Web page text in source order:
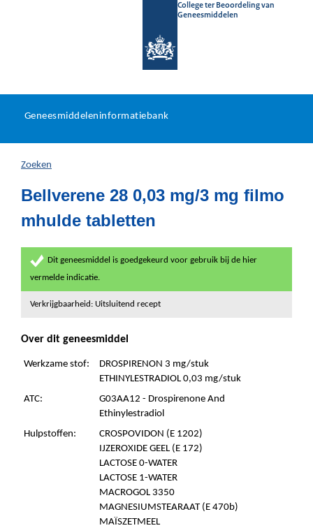
College ter Beoordeling van
Geneesmiddelen
U
hier:
Geneesmiddeleninformatiebank
Zoeken
Bellverene 28 0,03 mg/3 mg filmo
mhulde tabletten
Dit geneesmiddel is goedgekeurd voor gebruik bij de hier
vermelde indicatie.
Verkrijgbaarheid: Uitsluitend recept
Over dit geneesmiddel
Werkzame stof:
DROSPIRENON 3 mg/stuk
ETHINYLESTRADIOL 0,03 mg/stuk
ATC:
G03AA12 - Drospirenone And
Ethinylestradiol
Hulpstoffen:
CROSPOVIDON (E 1202)
IJZEROXIDE GEEL (E 172)
LACTOSE 0-WATER
LACTOSE 1-WATER
MACROGOL 3350
MAGNESIUMSTEARAAT (E 470b)
MAÏSZETMEEL